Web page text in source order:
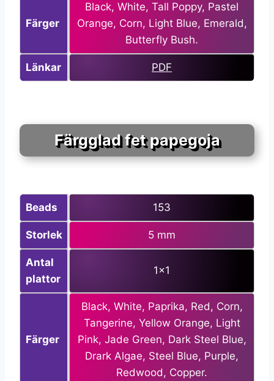
Färger
Black, White, Tall Poppy, Pastel
Orange, Corn, Light Blue, Emerald,
Butterfly Bush.
Länkar PDF
Färgglad fet papegoja
Beads 153
Storlek 5 mm
Antal
plattor
1×1
Färger
Black, White, Paprika, Red, Corn,
Tangerine, Yellow Orange, Light
Pink, Jade Green, Dark Steel Blue,
Drark Algae, Steel Blue, Purple,
Redwood, Copper.